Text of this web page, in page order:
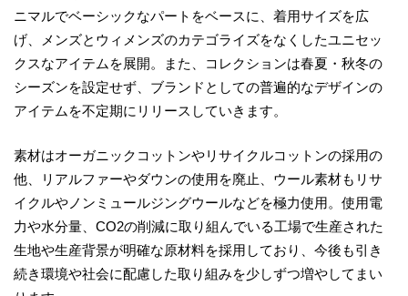
ニマルでベーシックなパートをベースに、着用サイズを広
げ、メンズとウィメンズのカテゴライズをなくしたユニセッ
クスなアイテムを展開。また、コレクションは春夏・秋冬の
シーズンを設定せず、ブランドとしての普遍的なデザインの
アイテムを不定期にリリースしていきます。
素材はオーガニックコットンやリサイクルコットンの採用の
他、リアルファーやダウンの使用を廃止、ウール素材もリサ
イクルやノンミュールジングウールなどを極力使用。使用電
力や水分量、CO2の削減に取り組んでいる工場で生産された
生地や生産背景が明確な原材料を採用しており、今後も引き
続き環境や社会に配慮した取り組みを少しずつ増やしてまい